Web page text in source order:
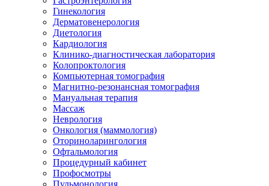
Гинекология
Дерматовенерология
Диетология
Кардиология
Клинико-диагностическая лаборатория
Колопроктология
Компьютерная томография
Магнитно-резонансная томография
Мануальная терапия
Массаж
Неврология
Онкология (маммология)
Оториноларингология
Офтальмология
Процедурный кабинет
Профосмотры
Пульмонология